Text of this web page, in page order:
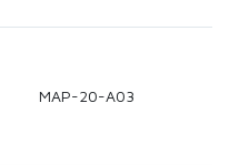
MAP-20-A03